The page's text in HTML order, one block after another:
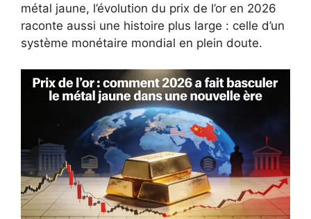
métal jaune, l’évolution du prix de l’or en 2026
raconte aussi une histoire plus large : celle d’un
système monétaire mondial en plein doute.